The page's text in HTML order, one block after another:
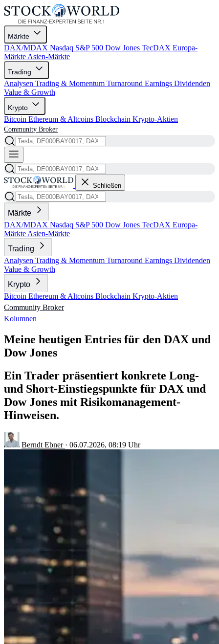
Märkte
DAX/MDAX Nasdaq S&P 500 Dow Jones TecDAX Europa-
Märkte Asien-Märkte
Trading
Analysen Trading & Momentum Turnaround Earnings Dividenden
Value & Growth
Krypto
Bitcoin Ethereum & Altcoins Blockchain Krypto-Aktien
Community Broker
Schließen
Märkte
DAX/MDAX Nasdaq S&P 500 Dow Jones TecDAX Europa-
Märkte Asien-Märkte
Trading
Analysen Trading & Momentum Turnaround Earnings Dividenden
Value & Growth
Krypto
Bitcoin Ethereum & Altcoins Blockchain Krypto-Aktien
Community Broker
Kolumnen
Meine heutigen Entries für den DAX und
Dow Jones
Ein Trader präsentiert konkrete Long-
und Short-Einstiegspunkte für DAX und
Dow Jones mit Risikomanagement-
Hinweisen.
Berndt Ebner · 06.07.2026, 08:19 Uhr